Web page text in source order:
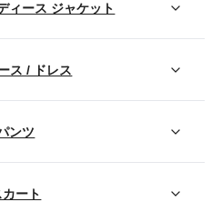
ィース ジャケット
ス / ドレス
ンツ
カート